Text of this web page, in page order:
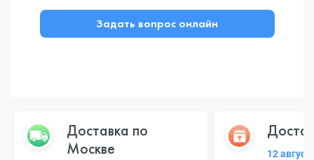
Задать вопрос онлайн
Доставка по
Москве
12